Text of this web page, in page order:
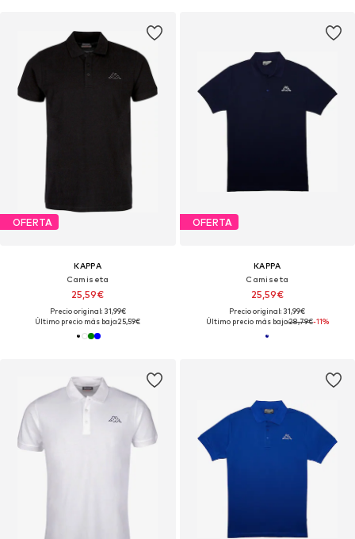
OFERTA
KAPPA
Camiseta
25,59€
Precio original: 31,99€
Último precio más bajo:25,59€
OFERTA
KAPPA
Camiseta
25,59€
Precio original: 31,99€
Último precio más bajo:28,79€-11%